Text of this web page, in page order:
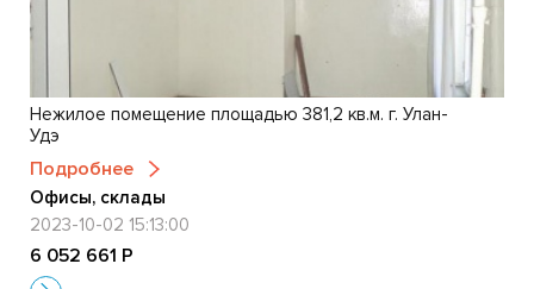
Нежилое помещение площадью 381,2 кв.м. г. Улан-
Удэ
Подробнее
Офисы, склады
2023-10-02 15:13:00
6 052 661 Р